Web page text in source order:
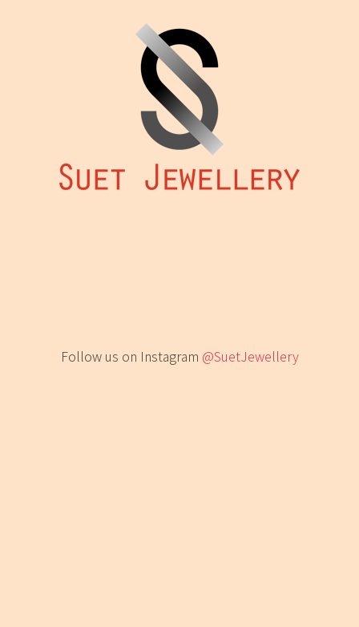
擇
選
Follow us on Instagram @SuetJewellery